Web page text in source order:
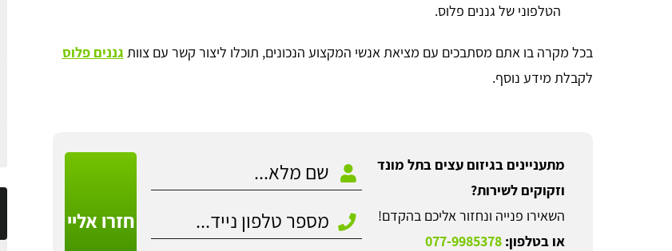
הטלפוני של גננים פלוס.
בכל מקרה בו אתם מסתבכים עם מציאת אנשי המקצוע הנכונים, תוכלו ליצור קשר עם צוות גננים פלוס
לקבלת מידע נוסף.
מתעניינים בגיזום עצים בתל מונד
וזקוקים לשירות?
השאירו פנייה ונחזור אליכם בהקדם!
או בטלפון:077-9985378
חזרו אליי